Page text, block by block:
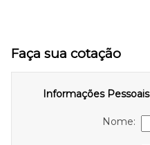
Faça sua cotação
Informações Pessoais
Nome: